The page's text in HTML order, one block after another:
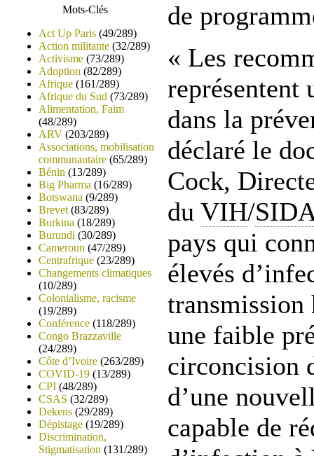
Mots-Clés
Act Up Paris (49/289)
Action militante (32/289)
Activisme (73/289)
Adoption (82/289)
Afrique (161/289)
Afrique du Sud (73/289)
Alimentation, Faim
(48/289)
ARV (203/289)
Associations, mobilisation
communautaire (65/289)
Bénin (13/289)
Big Pharma (16/289)
Botswana (9/289)
Brevet (83/289)
Burkina (18/289)
Burundi (30/289)
Cameroun (47/289)
Centrafrique (23/289)
Changements climatiques
(10/289)
Colonialisme, racisme
(19/289)
Conférence (118/289)
Congo Brazzaville
(24/289)
Côte d’Ivoire (263/289)
COVID-19 (13/289)
CPI (48/289)
CSAS (32/289)
Dekens (29/289)
Dépistage (19/289)
Discrimination,
Stigmatisation (131/289)
de
« Les
représentent
dans la
déclaré le
Cock,
du VIH/
pays qui
élevés
transmission
une faible
circoncision
d’une
capable de